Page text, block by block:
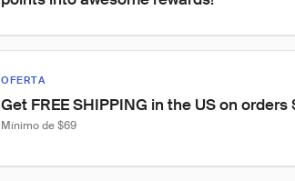
OFERTA
Get FREE SHIPPING in the US on orders
Mínimo de $69